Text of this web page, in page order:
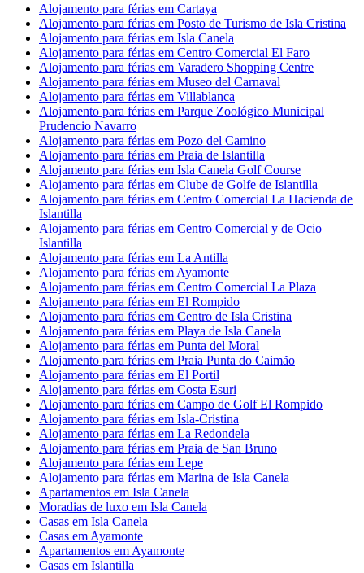
Alojamento para férias em Cartaya
Alojamento para férias em Posto de Turismo de Isla Cristina
Alojamento para férias em Isla Canela
Alojamento para férias em Centro Comercial El Faro
Alojamento para férias em Varadero Shopping Centre
Alojamento para férias em Museo del Carnaval
Alojamento para férias em Villablanca
Alojamento para férias em Parque Zoológico Municipal
Prudencio Navarro
Alojamento para férias em Pozo del Camino
Alojamento para férias em Praia de Islantilla
Alojamento para férias em Isla Canela Golf Course
Alojamento para férias em Clube de Golfe de Islantilla
Alojamento para férias em Centro Comercial La Hacienda de
Islantilla
Alojamento para férias em Centro Comercial y de Ocio
Islantilla
Alojamento para férias em La Antilla
Alojamento para férias em Ayamonte
Alojamento para férias em Centro Comercial La Plaza
Alojamento para férias em El Rompido
Alojamento para férias em Centro de Isla Cristina
Alojamento para férias em Playa de Isla Canela
Alojamento para férias em Punta del Moral
Alojamento para férias em Praia Punta do Caimão
Alojamento para férias em El Portil
Alojamento para férias em Costa Esuri
Alojamento para férias em Campo de Golf El Rompido
Alojamento para férias em Isla-Cristina
Alojamento para férias em La Redondela
Alojamento para férias em Praia de San Bruno
Alojamento para férias em Lepe
Alojamento para férias em Marina de Isla Canela
Apartamentos em Isla Canela
Moradias de luxo em Isla Canela
Casas em Isla Canela
Casas em Ayamonte
Apartamentos em Ayamonte
Casas em Islantilla